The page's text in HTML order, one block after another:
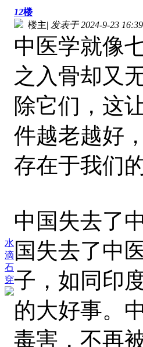
水
滴
石
穿
12楼
楼主| 发表于 2024-9-23
中医学就像
之入骨却又
除它们，这
件越老越好
存在于我们
中国失去了
国失去了中
子，如同印
的大好事。
毒害，不再